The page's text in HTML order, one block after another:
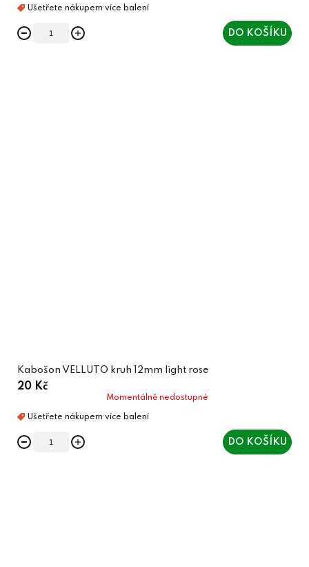
DO KOŠÍKU
Kabošon VELLUTO kruh 12mm light rose
20 Kč
Momentálně nedostupné
DO KOŠÍKU